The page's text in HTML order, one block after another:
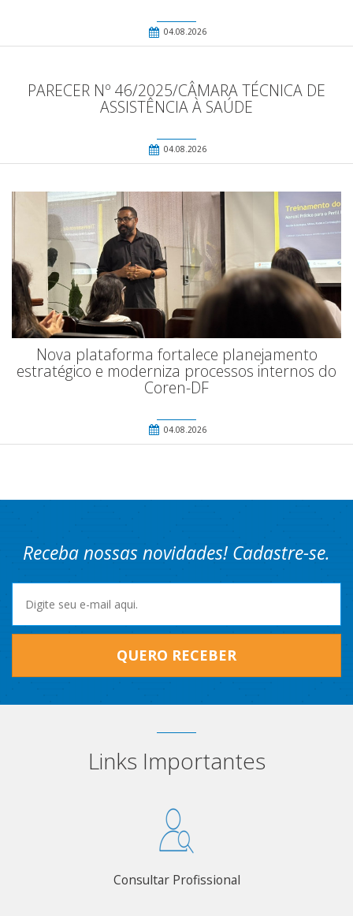
04.08.2026
PARECER Nº 46/2025/CÂMARA TÉCNICA DE
ASSISTÊNCIA À SAÚDE
04.08.2026
Nova plataforma fortalece planejamento
estratégico e moderniza processos internos do
Coren-DF
04.08.2026
Receba nossas novidades! Cadastre-se.
QUERO RECEBER
Links Importantes
Consultar Profissional